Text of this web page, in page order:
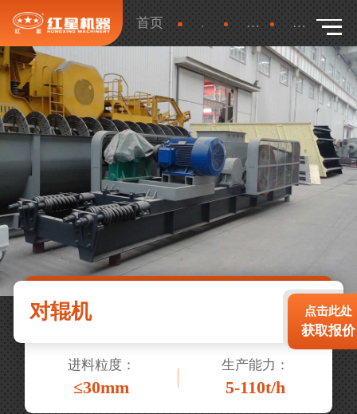
首页 产品 更多 详细
对辊机 点击此处
获取报价
进料粒度：
≤30mm
生产能力：
5-110t/h